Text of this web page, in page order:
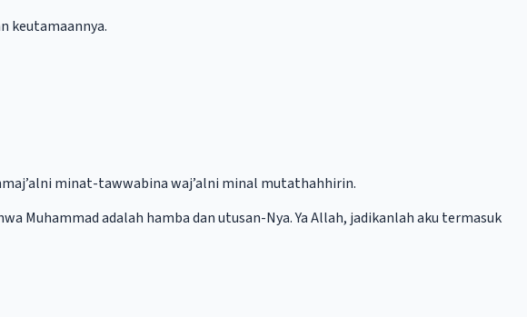
keutamaannya.
minat-tawwabina waj’alni minal mutathahhirin.
Muhammad adalah hamba dan utusan-Nya. Ya Allah, jadikanlah aku termasuk